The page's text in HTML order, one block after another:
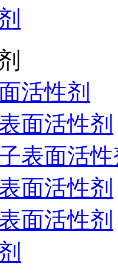
活性剂
面活性剂
表面活
面活性剂
面活性剂